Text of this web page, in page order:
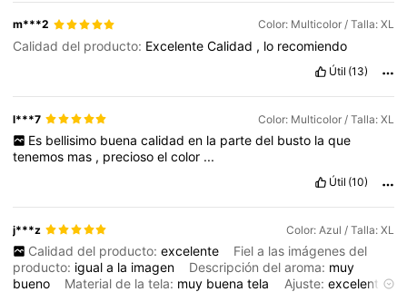
m***2 Color: Multicolor / Talla: XL
Calidad del producto: ExcelenteCalidad , lo recomiendo
Útil (13)
l***7 Color: Multicolor / Talla: XL
Es bellisimo buena calidad en la parte del busto la que
tenemos mas , preciosoelcolor ...
Útil (10)
j***z Color: Azul / Talla: XL
Calidad del producto: excelente
Fiel a las imágenes del
producto: iguala la imagen Descripción del aroma: muy
bueno
Material de la tela: muy buenatela Ajuste: excelente